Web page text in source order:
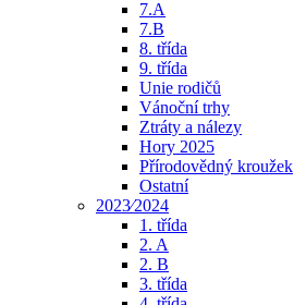
7.A
7.B
8. třída
9. třída
Unie rodičů
Vánoční trhy
Ztráty a nálezy
Hory 2025
Přírodovědný kroužek
Ostatní
2023⁄2024
1. třída
2. A
2. B
3. třída